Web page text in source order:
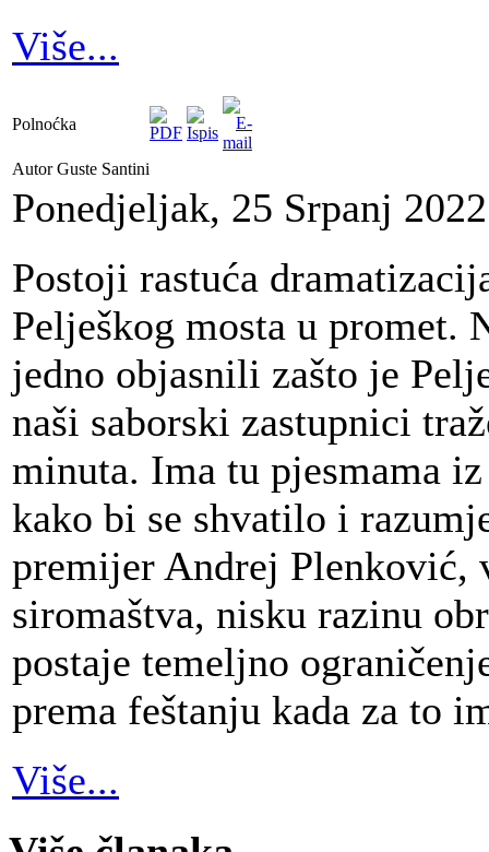
Više...
Polnoćka
Autor Guste Santini
Ponedjeljak, 25 Srpanj
Postoji rastuća
Pelješkog mosta u promet.
jedno objasnili zašto je
naši saborski zastupnici
minuta. Ima tu pjesmama
kako bi se shvatilo i
premijer Andrej
siromaštva, nisku razinu
postaje temeljno
prema feštanju kada za to
Više...